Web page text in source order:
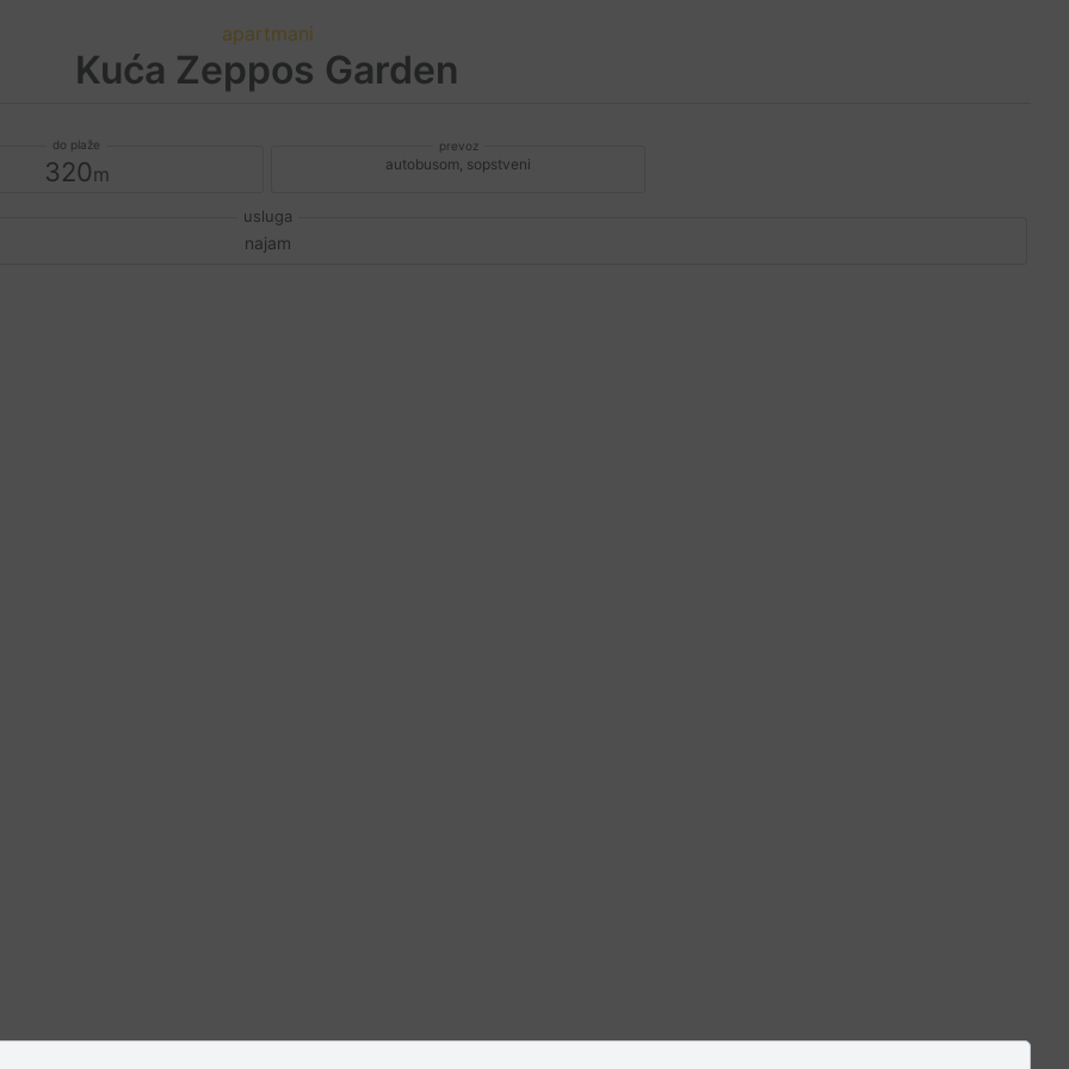
apartmani
Kuća Zeppos Garden
320 autobusom, sopstveni
najam